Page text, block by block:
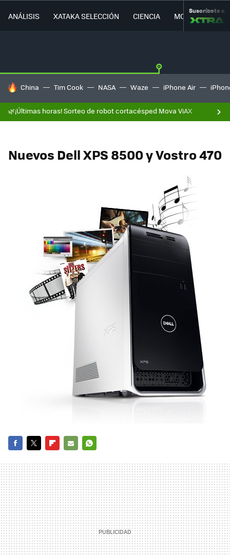
ANÁLISIS XATAKA SELECCIÓN CIENCIA MOVILIDAD
Suscríbete a
HOY SE HABLA DE
China Tim Cook NASA Waze iPhone Air
🌿¡Últimas horas! Sorteo de robot cortacésped Mova ViAX
Nuevos Dell XPS 8500 y Vostro 470
MAIL